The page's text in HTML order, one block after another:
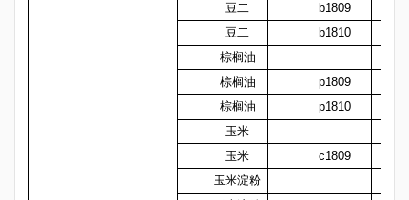
豆二
b1809
豆二
b1810
棕榈油
棕榈油
p1809
棕榈油
p1810
玉米
玉米
c1809
玉米淀粉